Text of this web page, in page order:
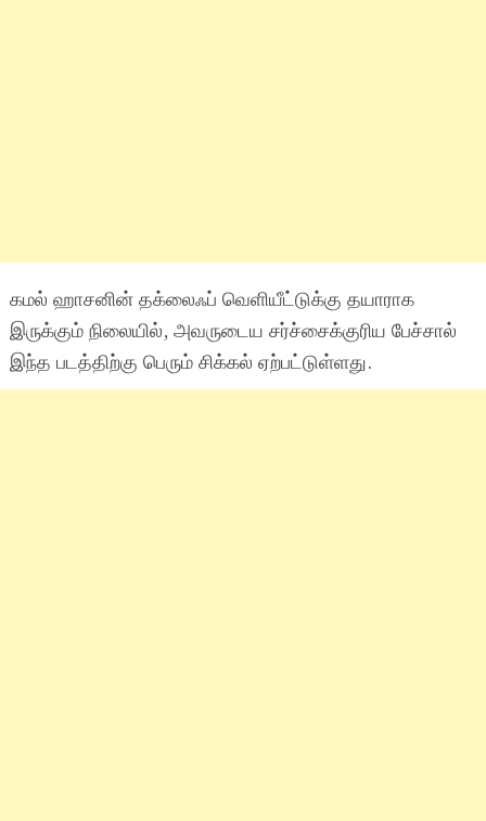
கமல் ஹாசனின் தக்லைஃப் வெளியீட்டுக்கு தயாராக
இருக்கும் நிலையில், அவருடைய சர்ச்சைக்குரிய பேச்சால்
இந்த படத்திற்கு பெரும் சிக்கல் ஏற்பட்டுள்ளது.